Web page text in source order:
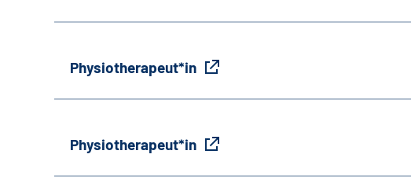
Physiotherapeut*in
Physiotherapeut*in